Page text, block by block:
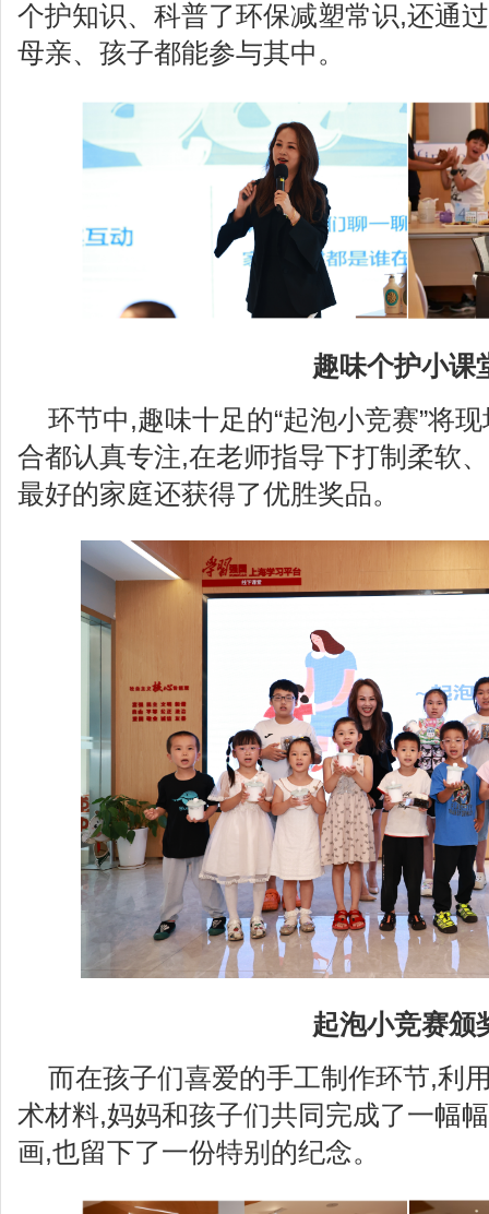
个护知识、科普了环保减塑常识,还通
母亲、孩子都能参与其中。
趣味个护小课
环节中,趣味十足的“起泡小竞赛”将
合都认真专注,在老师指导下打制柔软
最好的家庭还获得了优胜奖品。
起泡小竞赛颁
而在孩子们喜爱的手工制作环节,利
术材料,妈妈和孩子们共同完成了一幅
画,也留下了一份特别的纪念。